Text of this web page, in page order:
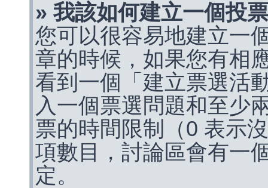
» 我該如何建立一個投
您可以很容易地建立一
章的時候，如果您有相
看到一個「建立票選活
入一個票選問題和至少
票的時間限制（0 表示
項數目，討論區會有一
定。